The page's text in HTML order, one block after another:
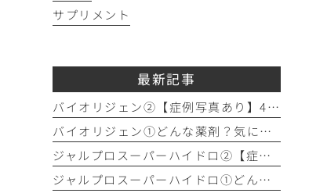
サプリメント
最新記事
バイオリジェン②【症例写真あり】40代女性：目元の小じわ改善
バイオリジェン①どんな薬剤？気になる効果やダウンタイムについて解説
ジャルプロスーパーハイドロ②【症例写真あり】50代女性：ほうれい線・口横たるみ改善【手打ち注射】
ジャルプロスーパーハイドロ①どんな薬剤？手打ちとハイコックスの違いも解説